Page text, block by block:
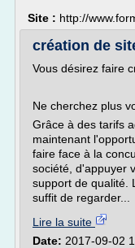
Site : http://
création de
Vous désirez faire
Ne cherchez plus
Grâce à des tarifs
maintenant
faire face à la
société, d'appuyer
support de qualité.
suffit de regarder...
Lire la suite
Date: 2017-09-02